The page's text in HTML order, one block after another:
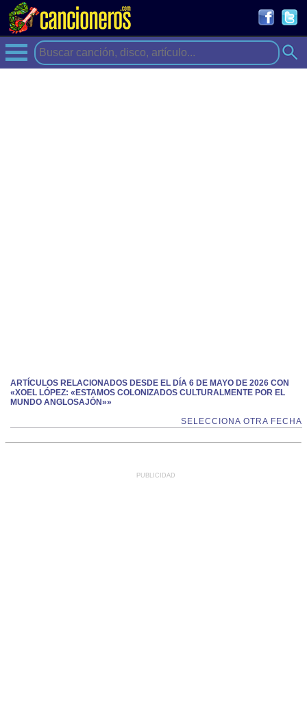
ARTÍCULOS RELACIONADOS DESDE EL DÍA 6 DE MAYO DE 2026 CON
«XOEL LÓPEZ: «ESTAMOS COLONIZADOS CULTURALMENTE POR EL
MUNDO ANGLOSAJÓN»»
SELECCIONA OTRA FECHA
PUBLICIDAD